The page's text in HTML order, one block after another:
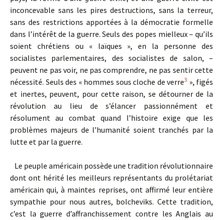
inconcevable sans les pires destructions, sans la terreur,
sans des restrictions apportées à la démocratie formelle
dans l’intérêt de la guerre. Seuls des popes mielleux – qu’ils
soient chrétiens ou « laïques », en la personne des
socialistes parlementaires, des socialistes de salon, –
peuvent ne pas voir, ne pas comprendre, ne pas sentir cette
nécessité. Seuls des « hommes sous cloche de verre3 », figés
et inertes, peuvent, pour cette raison, se détourner de la
révolution au lieu de s’élancer passionnément et
résolument au combat quand l’histoire exige que les
problèmes majeurs de l’humanité soient tranchés par la
lutte et par la guerre.
Le peuple américain possède une tradition révolutionnaire
dont ont hérité les meilleurs représentants du prolétariat
américain qui, à maintes reprises, ont affirmé leur entière
sympathie pour nous autres, bolcheviks. Cette tradition,
c’est la guerre d’affranchissement contre les Anglais au